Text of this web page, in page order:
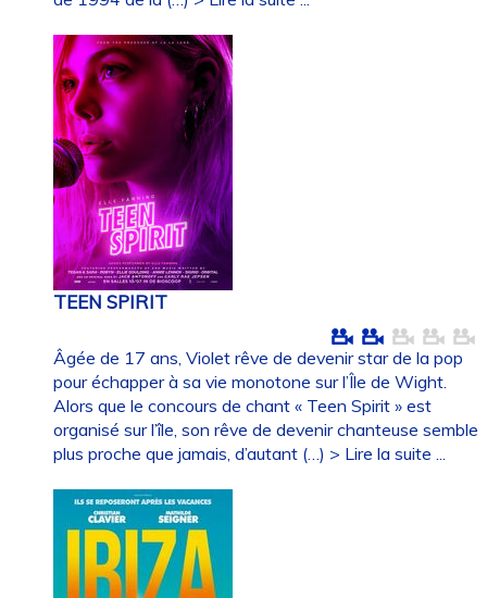
TEEN SPIRIT
Âgée de 17 ans, Violet rêve de devenir star de la pop
pour échapper à sa vie monotone sur l’Île de Wight.
Alors que le concours de chant « Teen Spirit » est
organisé sur l’île, son rêve de devenir chanteuse semble
plus proche que jamais, d’autant (…) > Lire la suite ...